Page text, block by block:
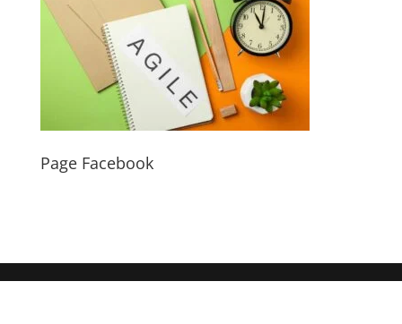
Page Facebook